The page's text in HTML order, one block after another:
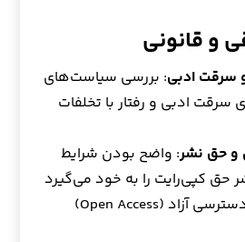
سرقت ادبی: بررسی سیاست‌های
سرقت ادبی و رفتار با تخلفات
و حق نشر: واضح بودن شرایط
حق کپی‌رایت را به خود می‌گیرد
یا مقاله دارای دسترسی آزاد (Open Access)